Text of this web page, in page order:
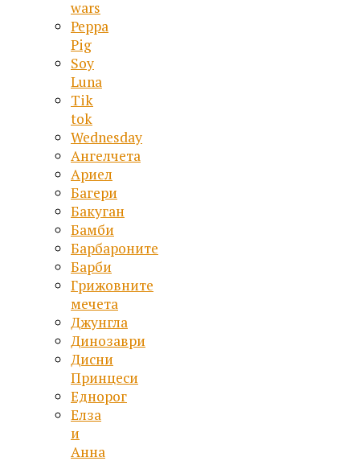
wars
Peppa
Pig
Soy
Luna
Tik
tok
Wednesday
Ангелчета
Ариел
Багери
Бакуган
Бамби
Барбароните
Барби
Грижовните
мечета
Джунгла
Динозаври
Дисни
Принцеси
Еднорог
Елза
и
Анна